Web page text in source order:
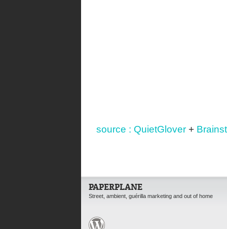
source : QuietGlover +
PAPERPLANE
Street, ambient, guérilla marketing and out of home